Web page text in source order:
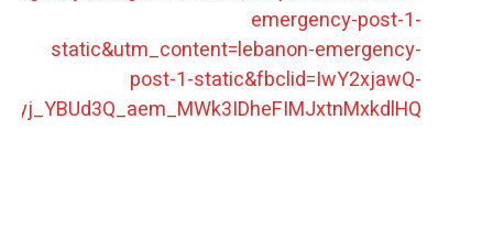
emergency-post-1-
static&utm_content=lebanon-emergency-
post-1-static&fbclid=IwY2xjawQ-